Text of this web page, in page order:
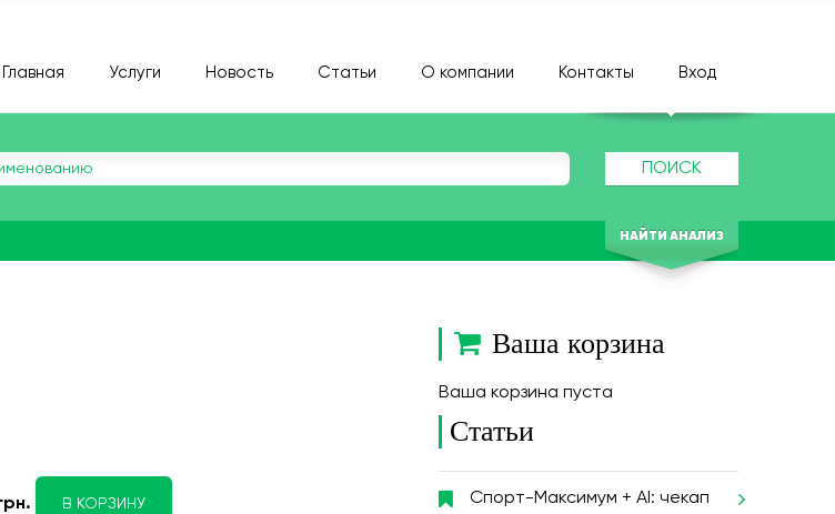
Главная Услуги Новость Статьи О компании Контакты Вход
ПОИСК
НАЙТИ АНАЛИЗ
В КОРЗИНУ
Ваша корзина
Ваша корзина пуста
Статьи
Спорт-Максимум + AI: чекап